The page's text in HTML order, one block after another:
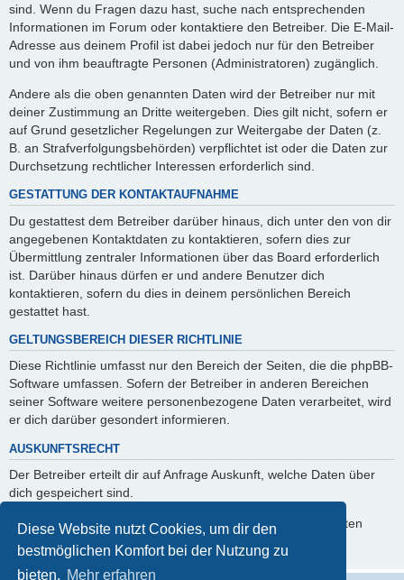
Diese Website nutzt Cookies, um dir den
bestmöglichen Komfort bei der Nutzung zu
bieten. Mehr erfahren
sind. Wenn du Fragen dazu hast, suche nach entsprechenden
Informationen im Forum oder kontaktiere den Betreiber. Die E-Mail-
Adresse aus deinem Profil ist dabei jedoch nur für den Betreiber
und von ihm beauftragte Personen (Administratoren) zugänglich.
Andere als die oben genannten Daten wird der Betreiber nur mit
deiner Zustimmung an Dritte weitergeben. Dies gilt nicht, sofern er
auf Grund gesetzlicher Regelungen zur Weitergabe der Daten (z.
B. an Strafverfolgungsbehörden) verpflichtet ist oder die Daten zur
Durchsetzung rechtlicher Interessen erforderlich sind.
GESTATTUNG DER KONTAKTAUFNAHME
Du gestattest dem Betreiber darüber hinaus, dich unter den von dir
angegebenen Kontaktdaten zu kontaktieren, sofern dies zur
Übermittlung zentraler Informationen über das Board erforderlich
ist. Darüber hinaus dürfen er und andere Benutzer dich
kontaktieren, sofern du dies in deinem persönlichen Bereich
gestattet hast.
GELTUNGSBEREICH DIESER RICHTLINIE
Diese Richtlinie umfasst nur den Bereich der Seiten, die die phpBB-
Software umfassen. Sofern der Betreiber in anderen Bereichen
seiner Software weitere personenbezogene Daten verarbeitet, wird
er dich darüber gesondert informieren.
AUSKUNFTSRECHT
Der Betreiber erteilt dir auf Anfrage Auskunft, welche Daten über
dich gespeichert sind.
Du kannst jederzeit die Löschung bzw. Sperrung deiner Daten
verlangen. Kontaktiere hierzu bitte den Betreiber.